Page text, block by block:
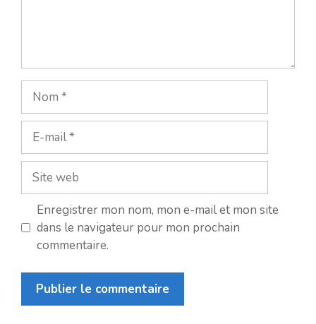
Nom
mail
Site
web
Enregistrer mon nom, mon e-mail et mon site
dans le navigateur pour mon prochain
commentaire.